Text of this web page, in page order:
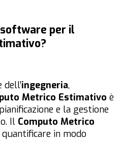
per il
dell’ingegneria,
Metrico Estimativo è
e la gestione
Il Computo Metrico
in modo